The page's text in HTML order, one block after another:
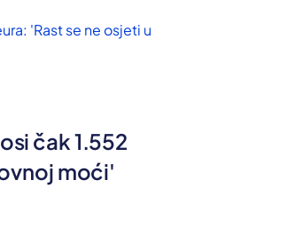
čak 1.552
moći'